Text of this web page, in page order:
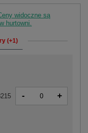
widoczne są
hurtowni.
(+1)
- +